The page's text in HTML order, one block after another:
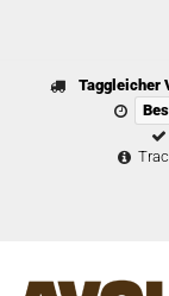
Taggleicher